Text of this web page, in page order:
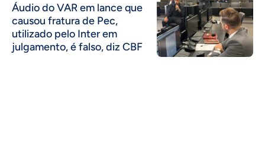
Áudio do VAR em lance que
causou fratura de Pec,
utilizado pelo Inter em
julgamento, é falso, diz CBF